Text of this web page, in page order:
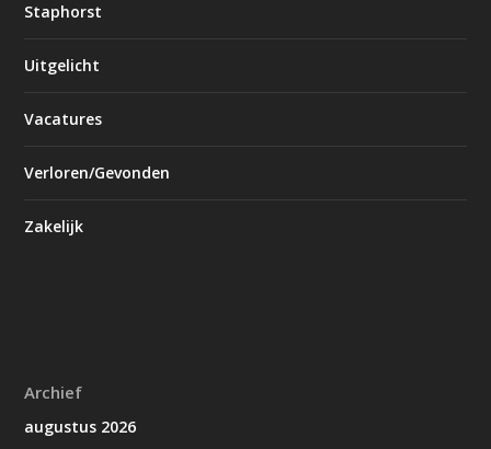
Staphorst
Uitgelicht
Vacatures
Verloren/Gevonden
Zakelijk
Archief
augustus 2026